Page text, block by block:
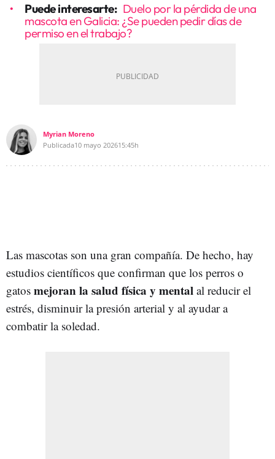
Puede interesarte: Duelo por la pérdida de una
mascota en Galicia: ¿Se pueden pedir días de
permiso en el trabajo?
Myrian Moreno
Publicada10 mayo 202615:45h
Las mascotas son una gran compañía. De hecho, hay
estudios científicos que confirman que los perros o
gatos mejoran la salud física y mental al reducir el
estrés, disminuir la presión arterial y al ayudar a
combatir la soledad.